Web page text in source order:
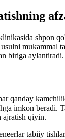
shpon
mukammal
biriga aylantiradi.
qanday
imkon beradi.
ajratish qiyin.
tabiiy